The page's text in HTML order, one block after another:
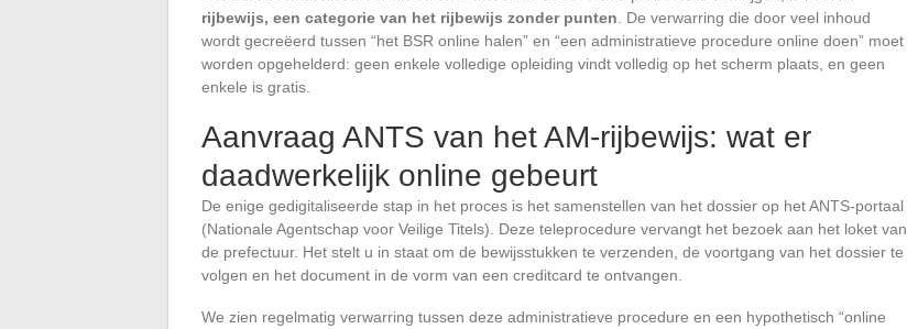
rijbewijs, een categorie van het rijbewijs zonder punten . De verwarring die door veel inhoud
wordt gecreëerd tussen “het BSR online halen” en “een administratieve procedure online doen” moet
worden opgehelderd: geen enkele volledige opleiding vindt volledig op het scherm plaats, en geen
enkele is gratis.
Aanvraag ANTS van het AM-rijbewijs: wat er
daadwerkelijk online gebeurt
De enige gedigitaliseerde stap in het proces is het samenstellen van het dossier op het ANTS-portaal
(Nationale Agentschap voor Veilige Titels). Deze teleprocedure vervangt het bezoek aan het loket van
de prefectuur. Het stelt u in staat om de bewijsstukken te verzenden, de voortgang van het dossier te
volgen en het document in de vorm van een creditcard te ontvangen.
We zien regelmatig verwarring tussen deze administratieve procedure en een hypothetisch “online